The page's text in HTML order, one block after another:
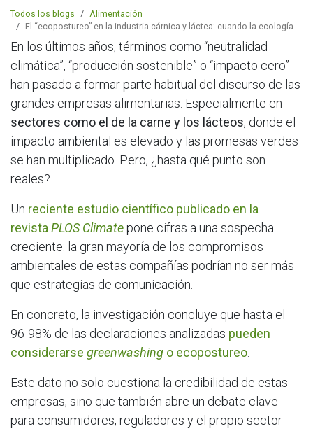
Todos los blogs
Alimentación
El “ecopostureo” en la industria cárnica y láctea: cuando la ecología se queda en marketing
En los últimos años, términos como “neutralidad
climática”, “producción sostenible” o “impacto cero”
han pasado a formar parte habitual del discurso de las
grandes empresas alimentarias. Especialmente en
sectores como el de la carne y los lácteos, donde el
impacto ambiental es elevado y las promesas verdes
se han multiplicado. Pero, ¿hasta qué punto son
reales?
Un reciente estudio científico publicado en la
revistaPLOS Climatepone cifras a una sospecha
creciente: la gran mayoría de los compromisos
ambientales de estas compañías podrían no ser más
que estrategias de comunicación.
En concreto, la investigación concluye que hasta el
96-98% de las declaraciones analizadas pueden
considerarse greenwashing o ecopostureo.
Este dato no solo cuestiona la credibilidad de estas
empresas, sino que también abre un debate clave
para consumidores, reguladores y el propio sector